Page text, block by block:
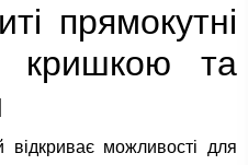
прямокутні
кришкою та
відкриває можливості для